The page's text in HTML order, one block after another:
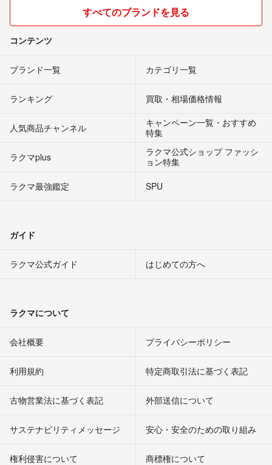
すべてのブランドを見る
コンテンツ
ブランド一覧 カテゴリ一覧
ランキング 買取・相場価格情報
人気商品チャンネル
キャンペーン一覧・おすすめ
特集
ラクマplus
ラクマ公式ショップ ファッシ
ョン特集
ラクマ最強鑑定
SPU
ガイド
ラクマ公式ガイド はじめての方へ
ラクマについて
会社概要 プライバシーポリシー
利用規約 特定商取引法に基づく表記
古物営業法に基づく表記 外部送信について
サステナビリティメッセージ 安心・安全のための取り組み
権利侵害について
商標権について